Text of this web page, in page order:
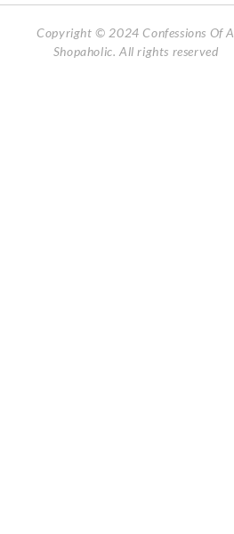
Copyright © 2024 Confessions Of A
Shopaholic. All rights reserved